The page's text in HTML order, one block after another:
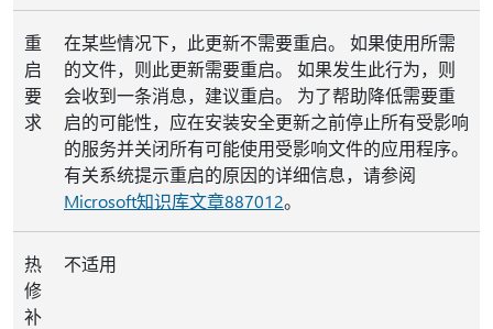
重
启
要
求
在某些情况下，此更新不需要重启。 如果使用所需
的文件，则此更新需要重启。 如果发生此行为，则
会收到一条消息，建议重启。 为了帮助降低需要重
启的可能性，应在安装安全更新之前停止所有受影响
的服务并关闭所有可能使用受影响文件的应用程序。
有关系统提示重启的原因的详细信息，请参阅
Microsoft知识库文章887012。
热
修
补
不适用